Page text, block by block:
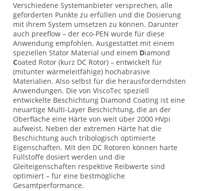
Verschiedene Systemanbieter versprechen, alle
geforderten Punkte zu erfüllen und die Dosierung
mit ihrem System umsetzen zu können. Darunter
auch preeflow – der eco-PEN wurde für diese
Anwendung empfohlen. Ausgestattet mit einem
speziellen Stator Material und einem Diamond
Coated Rotor (kurz DC Rotor) – entwickelt für
(mitunter wärmeleitfähige) hochabrasive
Materialien. Also selbst für die herausforderndsten
Anwendungen. Die von ViscoTec speziell
entwickelte Beschichtung Diamond Coating ist eine
neuartige Multi-Layer Beschichtung, die an der
Oberfläche eine Härte von weit über 2000 HVpi
aufweist. Neben der extremen Härte hat die
Beschichtung auch tribologisch optimierte
Eigenschaften. Mit den DC Rotoren können harte
Füllstoffe dosiert werden und die
Gleiteigenschaften respektive Reibwerte sind
optimiert – für eine bestmögliche
Gesamtperformance.